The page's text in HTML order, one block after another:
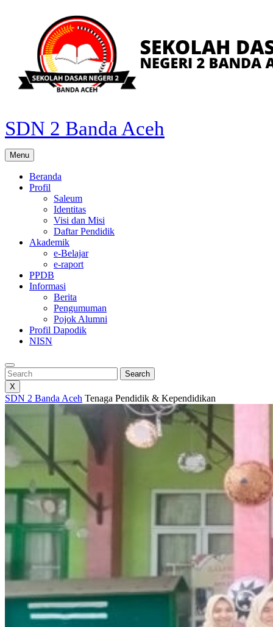
SDN 2 Banda Aceh
Menu
Beranda
Profil
Saleum
Identitas
Visi dan Misi
Daftar Pendidik
Akademik
e-Belajar
e-raport
PPDB
Informasi
Berita
Pengumuman
Pojok Alumni
Profil Dapodik
NISN
Search
Search
X
SDN 2 Banda Aceh Tenaga Pendidik & Kependidikan